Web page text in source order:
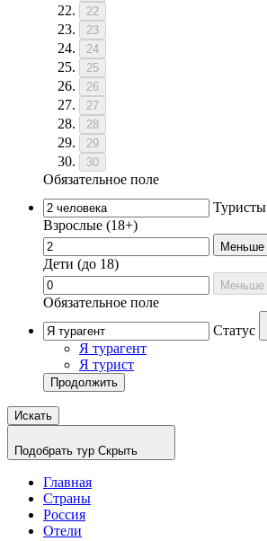
22
23
24
25
26
27
28
29
30
Обязательное поле
Туристы
Взрослые (18+)
Меньше
Дети (до 18)
Меньше
Обязательное поле
Статус
Я турагент
Я турист
Продолжить
Искать
Подобрать тур Скрыть
Главная
Страны
Россия
Отели